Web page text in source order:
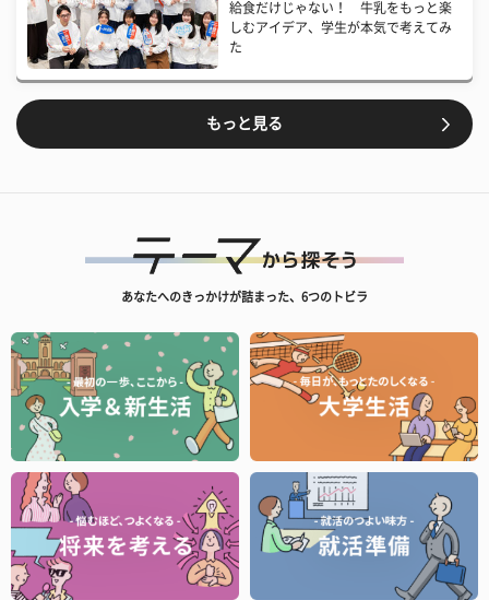
給食だけじゃない！ 牛乳をもっと楽
しむアイデア、学生が本気で考えてみ
た
もっと見る
あなたへのきっかけが詰まった、6つのトビラ